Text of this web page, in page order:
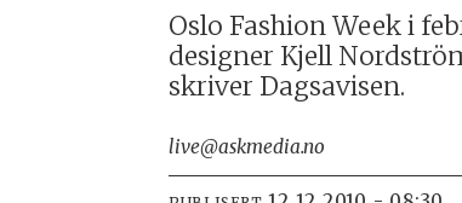
Oslo Fashion Week i
designer Kjell
skriver Dagsavisen.
live@askmedia.no